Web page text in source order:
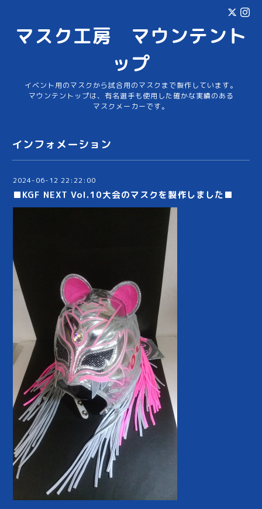
マスク工房 マウンテント
ップ
イベント用のマスクから試合用のマスクまで製作しています。
マウンテントップは、有名選手も使用した確かな実績のある
マスクメーカーです。
インフォメーション
2024-06-12 22:22:00
■KGF NEXT Vol.10大会のマスクを製作しました■